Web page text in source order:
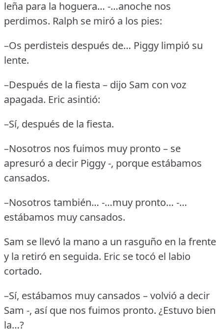
leña para la hoguera… -…anoche nos
perdimos. Ralph se miró a los pies:
–Os perdisteis después de… Piggy limpió su
lente.
–Después de la fiesta – dijo Sam con voz
apagada. Eric asintió:
–Sí, después de la fiesta.
–Nosotros nos fuimos muy pronto – se
apresuró a decir Piggy -, porque estábamos
cansados.
–Nosotros también… -…muy pronto… -…
estábamos muy cansados.
Sam se llevó la mano a un rasguño en la frente
y la retiró en seguida. Eric se tocó el labio
cortado.
–Sí, estábamos muy cansados – volvió a decir
Sam -, así que nos fuimos pronto. ¿Estuvo bien
la…?